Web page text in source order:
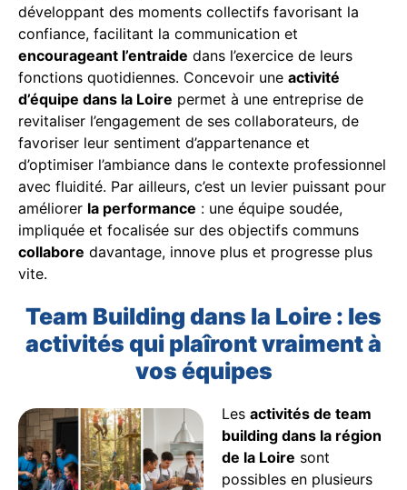
développant des moments collectifs favorisant la
confiance, facilitant la communication et
encourageant l’entraide dans l’exercice de leurs
fonctions quotidiennes. Concevoir une activité
d’équipe dans la Loire permet à une entreprise de
revitaliser l’engagement de ses collaborateurs, de
favoriser leur sentiment d’appartenance et
d’optimiser l’ambiance dans le contexte professionnel
avec fluidité. Par ailleurs, c’est un levier puissant pour
améliorer la performance : une équipe soudée,
impliquée et focalisée sur des objectifs communs
collabore davantage, innove plus et progresse plus
vite.
Team Building dans la Loire : les
activités qui plaîront vraiment à
vos équipes
Les activités de team
building dans la région
de la Loire sont
possibles en plusieurs